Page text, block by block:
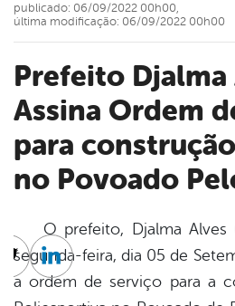
Prefeito Djalma Alves
Assina Ordem
para
no Povoado
publicado: 06/09/2022 00h00,
última modificação: 06/09/2022 00h00
O prefeito, Djalma Alves
segunda-feira, dia 05 de
a ordem de serviço para a
Twitter
Linkedin